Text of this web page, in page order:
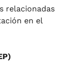
relacionadas
en el